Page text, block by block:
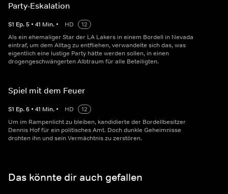
Party-Eskalation
S1 Ep.5 • 41 Min. • HD
12
Als ein ehemaliger Star der LA Lakers in einem Bordell in Nevada
eintraf, um dem Alltag zu entfliehen, verwandelte sich das, was
eigentlich eine lustige Party hätte werden sollen, in einen
drogengeschwängerten Albtraum für alle Beteiligten.
Spiel mit dem Feuer
S1 Ep.6 • 41 Min. • HD
12
Um im Rampenlicht zu bleiben, kandidierte der Bordellbesitzer
Dennis Hof für ein politisches Amt. Doch dunkle Geheimnisse
drohten ihn und sein Vermächtnis zu zerstören.
Das könnte dir auch gefallen